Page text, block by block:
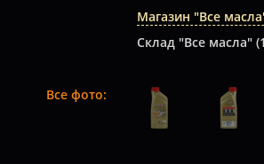
Магазин "Все
Склад "Все масла"
Все фото: